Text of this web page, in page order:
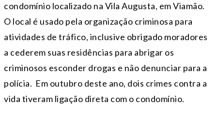
condomínio localizado na Vila Augusta, em Viamão.
O local é usado pela organização criminosa para
atividades de tráfico, inclusive obrigado moradores
a cederem suas residências para abrigar os
criminosos esconder drogas e não denunciar para a
polícia. Em outubro deste ano, dois crimes contra a
vida tiveram ligação direta com o condomínio.